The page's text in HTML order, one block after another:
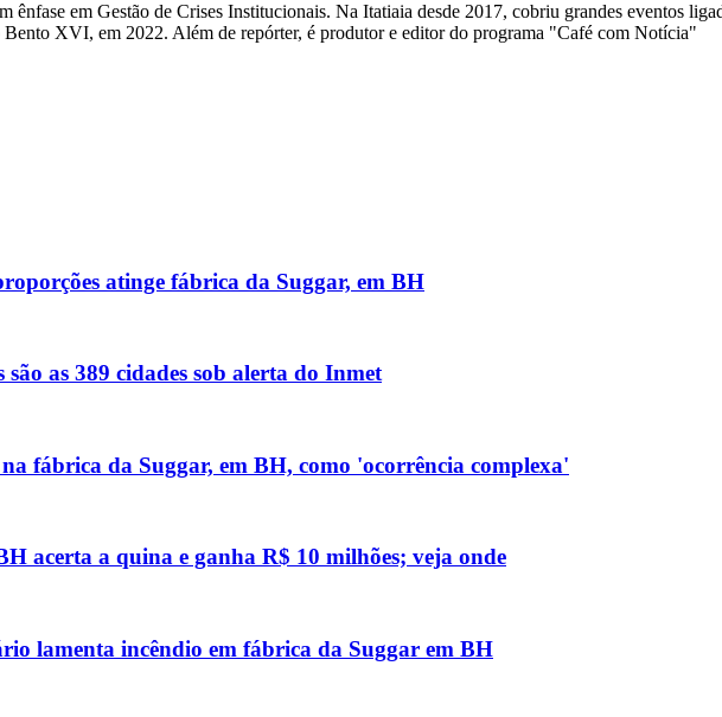
em Gestão de Crises Institucionais. Na Itatiaia desde 2017, cobriu grandes eventos
XVI, em 2022. Além de repórter, é produtor e editor do programa "Café com Notícia"
atinge fábrica da Suggar, em BH
as 389 cidades sob alerta do Inmet
fábrica da Suggar, em BH, como 'ocorrência complexa'
acerta a quina e ganha R$ 10 milhões; veja onde
lamenta incêndio em fábrica da Suggar em BH